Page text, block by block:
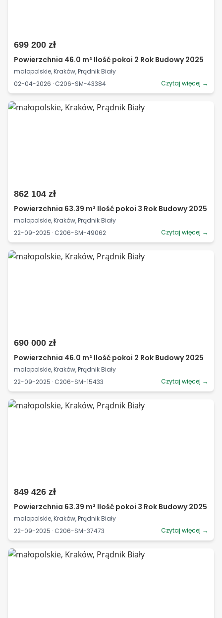
699 200 zł
Powierzchnia 46.0 m² Ilość pokoi 2 Rok Budowy 2025
małopolskie, Kraków, Prądnik Biały
02-04-2026 · C206-SM-43384
Czytaj więcej →
862 104 zł
Powierzchnia 63.39 m² Ilość pokoi 3 Rok Budowy 2025
małopolskie, Kraków, Prądnik Biały
22-09-2025 · C206-SM-49062
Czytaj więcej →
690 000 zł
Powierzchnia 46.0 m² Ilość pokoi 2 Rok Budowy 2025
małopolskie, Kraków, Prądnik Biały
22-09-2025 · C206-SM-15433
Czytaj więcej →
849 426 zł
Powierzchnia 63.39 m² Ilość pokoi 3 Rok Budowy 2025
małopolskie, Kraków, Prądnik Biały
22-09-2025 · C206-SM-37473
Czytaj więcej →